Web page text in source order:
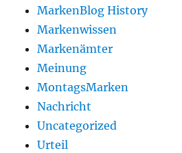
MarkenBlog History
Markenwissen
Markenämter
Meinung
MontagsMarken
Nachricht
Uncategorized
Urteil